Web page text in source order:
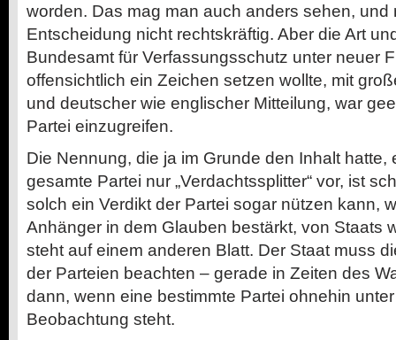
worden. Das mag man auch anders sehen, und
Entscheidung nicht rechtskräftig. Aber die Art
Bundesamt für Verfassungsschutz unter neuer
offensichtlich ein Zeichen setzen wollte, mit
und deutscher wie englischer Mitteilung, war
Partei einzugreifen.
Die Nennung, die ja im Grunde den Inhalt hatte,
gesamte Partei nur „Verdachtssplitter“ vor, ist
solch ein Verdikt der Partei sogar nützen kann,
Anhänger in dem Glauben bestärkt, von Staats
steht auf einem anderen Blatt. Der Staat muss
der Parteien beachten – gerade in Zeiten des
dann, wenn eine bestimmte Partei ohnehin
Beobachtung steht.